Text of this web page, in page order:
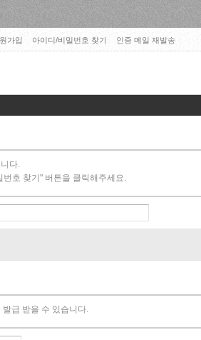
가입 아이디/비밀번호 찾기 인증 메일 재발송
다.
호 찾기" 버튼을 클릭해주세요.
급 받을 수 있습니다.